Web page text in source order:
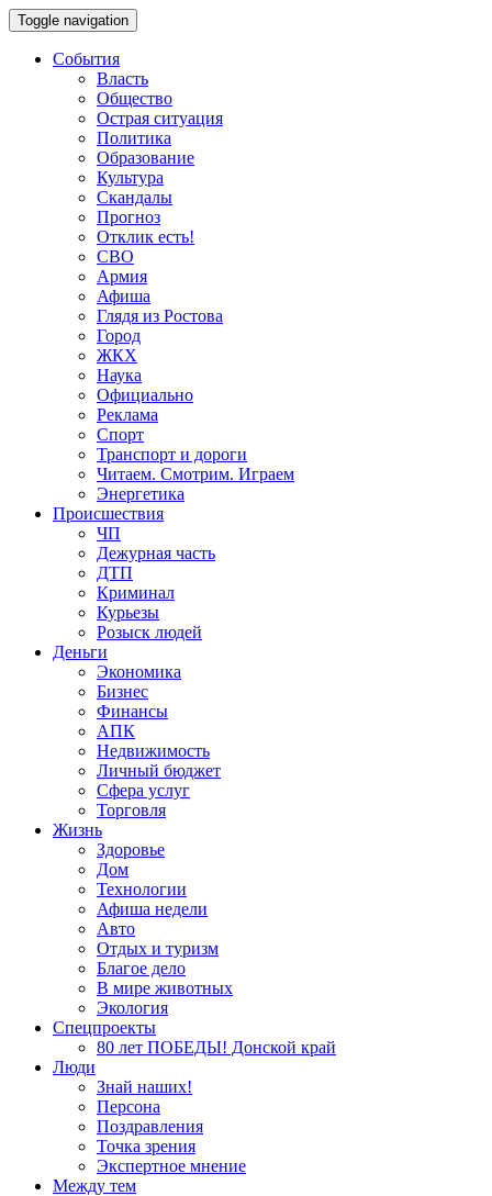
Toggle navigation
События
Власть
Общество
Острая ситуация
Политика
Образование
Культура
Скандалы
Прогноз
Отклик есть!
СВО
Армия
Афиша
Глядя из Ростова
Город
ЖКХ
Наука
Официально
Реклама
Спорт
Транспорт и дороги
Читаем. Смотрим. Играем
Энергетика
Происшествия
ЧП
Дежурная часть
ДТП
Криминал
Курьезы
Розыск людей
Деньги
Экономика
Бизнес
Финансы
АПК
Недвижимость
Личный бюджет
Сфера услуг
Торговля
Жизнь
Здоровье
Дом
Технологии
Афиша недели
Авто
Отдых и туризм
Благое дело
В мире животных
Экология
Спецпроекты
80 лет ПОБЕДЫ! Донской край
Люди
Знай наших!
Персона
Поздравления
Точка зрения
Экспертное мнение
Между тем